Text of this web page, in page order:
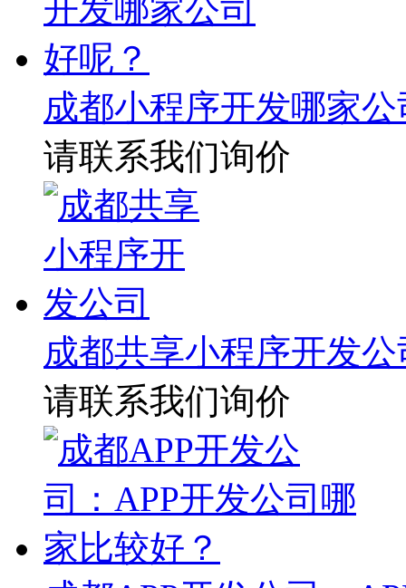
成都小程序开发哪家
请联系我们询价
成都共享小程序开发公
请联系我们询价